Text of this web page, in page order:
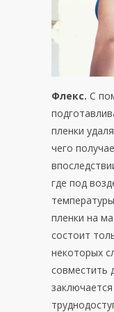
Флекс. С
пленки
чего
где под
пленки на
состоит
некоторых
совместить